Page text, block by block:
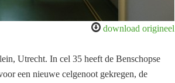
download origineel
Utrecht. In cel 35 heeft de Benschopse
een nieuwe celgenoot gekregen, de